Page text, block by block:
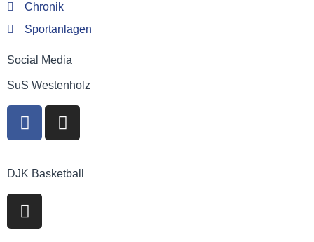
Chronik
Sportanlagen
Social Media
SuS Westenholz
DJK Basketball